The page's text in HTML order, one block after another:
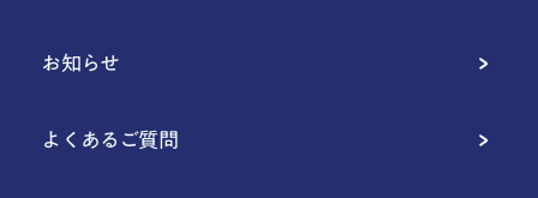
お知らせ
よくあるご質問